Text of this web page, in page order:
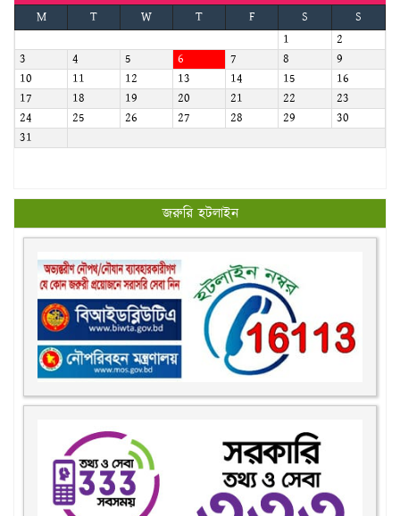
M T W T F S
S
1
2
3
4 5 6 7 8
9
10
11 12 13 14 15
16
17
18 19 20 21 22
23
24
25 26 27 28 29
30
31
জরুরি হটলাইন